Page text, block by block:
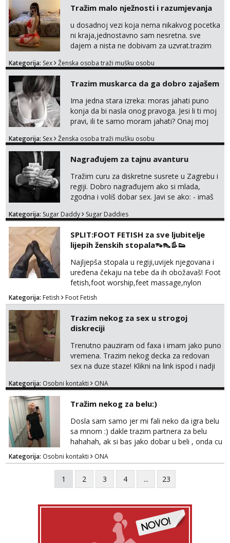
Tražim malo nježnosti i razumjevanja
u dosadnoj vezi koja nema nikakvog pocetka
ni kraja,jednostavno sam nesretna. sve
dajem a nista ne dobivam za uzvrat.trazim
trazim puno samo malo njeznosti i
poljupce po tijelu koji me jako
pale,obozavam kad muskarac preuzme
kontrolu . javi se :) Klikni na link ispod i nadji
me tamo, cekam te!
Kategorija: Sex Ženska osoba traži mušku osobu
Trazim muskarca da ga dobro zajašem
Ima jedna stara izreka: moras jahati puno
konja da bi nasla onog pravoga. Jesi li ti moj
pravi, ili te samo moram jahati? Onaj moj
na sexdater link i javi mi se tamo....
Kategorija: Sex Ženska osoba traži mušku osobu
Nagrađujem za tajnu avanturu
Tražim curu za diskretne susrete u Zagrebu i
regiji. Dobro nagrađujem ako si mlada,
zgodna i voliš dobar sex. Javi se ako: - imaš
kosu - se dobro ljubiš - si fleksibilna s
dostupna radnim danom (vikendi i noći su za
obitelj) - vodiš brigu o zdravlju i koristiš
zaštitu Ne javljajte se: - debele - frajeri i
paro...
Kategorija: Sugar Daddy Sugar Daddies
SPLIT:FOOT FETISH za sve ljubitelje
lijepih ženskih stopala👡👠👢👟
Najljepša stopala u regiji,uvijek njegovana i
uređena čekaju na tebe da ih obožavaš! Foot
fetish,foot worship,feet massage,nylon
fetish,trampling... Ponedjeljak-subota:15-
20.30h. Samo za istinske obožavatelje ovog
fetisha,isključivo POZIV. Sex i sl.ISKLJUČENO!
Kategorija: Fetish Foot Fetish
Trazim nekog za sex u strogoj
diskreciji
Trenutno pauziram od faxa i imam jako puno
vremena. Trazim nekog decka za redovan
sex na duze staze! Klikni na link ispod i nadji
Kategorija: Osobni kontakti ONA
Tražim nekog za belu:)
Dosla sam samo jer mi fali neko da igra belu
sa mnom :) dakle trazim partnera za belu
hahahah, ak si bas jako dobar u beli , onda cu
razmislit za dalje Klikni na link ispod i nadji me
tamo, cekam te!
Kategorija: Osobni kontakti ONA
1 2 3 4 ... 23